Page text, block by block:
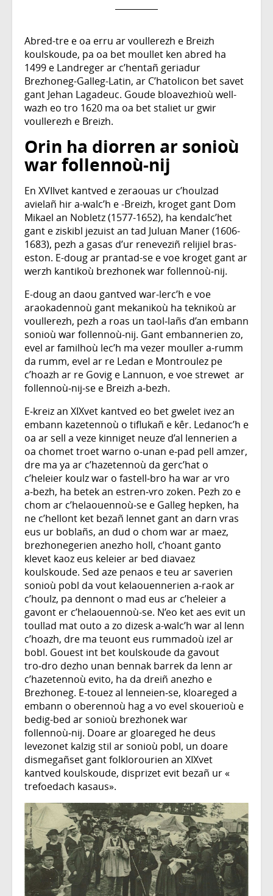
Abred-tre e oa erru ar voullerezh e Breizh
koulskoude, pa oa bet moullet ken abred ha
1499 e Landreger ar c’hentañ geriadur
Brezhoneg-Galleg-Latin, ar C’hatolicon bet savet
gant Jehan Lagadeuc. Goude bloavezhioù well-
wazh eo tro 1620 ma oa bet staliet ur gwir
voullerezh e Breizh.
Orin ha diorren ar sonioù
war follennoù‑nij
En XVIIvet kantved e zeraouas ur c’houlzad
avielañ hir a-walc’h e -Breizh, kroget gant Dom
Mikael an Nobletz (1577-1652), ha kendalc’het
gant e ziskibl jezuist an tad Juluan Maner (1606-
1683), pezh a gasas d’ur reneveziñ relijiel bras-
eston. E-doug ar prantad-se e voe kroget gant ar
werzh kantikoù brezhonek war follennoù‑nij.
E-doug an daou gantved war-lerc’h e voe
araokadennoù gant mekanikoù ha teknikoù ar
voullerezh, pezh a roas un taol‑lañs d’an embann
sonioù war follennoù‑nij. Gant embannerien zo,
evel ar familhoù lec’h ma vezer mouller a-rumm
da rumm, evel ar re Ledan e Montroulez pe
c’hoazh ar re Govig e Lannuon, e voe strewet ar
follennoù‑nij‑se e Breizh a‑bezh.
E‑kreiz an XIXvet kantved eo bet gwelet ivez an
embann kazetennoù o tiflukañ e kêr. Ledanoc’h e
oa ar sell a veze kinniget neuze d’al lennerien a
oa chomet troet warno o‑unan e‑pad pell amzer,
dre ma ya ar c’hazetennoù da gerc’hat o
c’heleier koulz war o fastell‑bro ha war ar vro
a‑bezh, ha betek an estren‑vro zoken. Pezh zo e
chom ar c’helaouennoù‑se e Galleg hepken, ha
ne c’hellont ket bezañ lennet gant an darn vras
eus ur boblañs, an dud o chom war ar maez,
brezhonegerien anezho holl, c’hoant ganto
klevet kaoz eus keleier ar bed diavaez
koulskoude. Sed aze penaos e teu ar saverien
sonioù pobl da vout kelaouennerien a-raok ar
c’houlz, pa dennont o mad eus ar c’heleier a
gavont er c’helaouennoù-se. N’eo ket aes evit un
toullad mat outo a zo dizesk a-walc’h war al lenn
c’hoazh, dre ma teuont eus rummadoù izel ar
bobl. Gouest int bet koulskoude da gavout
tro‑dro dezho unan bennak barrek da lenn ar
c’hazetennoù evito, ha da dreiñ anezho e
Brezhoneg. E-touez al lenneien‑se, kloareged a
embann o oberennoù hag a vo evel skouerioù e
bedig-bed ar sonioù brezhonek war
follennoù‑nij. Doare ar gloareged he deus
levezonet kalzig stil ar sonioù pobl, un doare
dismegañset gant folklorourien an XIXvet
kantved koulskoude, disprizet evit bezañ ur «
trefoedach kasaus».